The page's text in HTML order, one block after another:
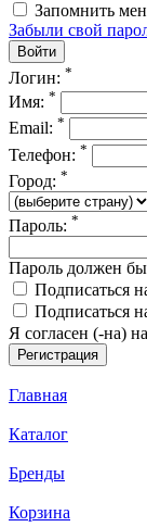
Запомнить
Забыли свой
Логин: *
Имя: *
Email: *
Телефон: *
Город: *
Пароль: *
Пароль должен
Подписаться
Подписаться
Я согласен (-на) на
Главная
Каталог
Бренды
Корзина